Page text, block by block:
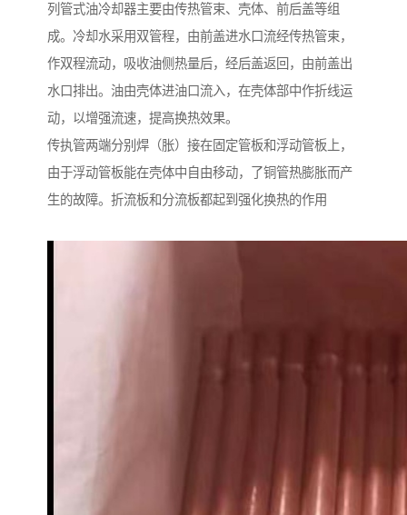
列管式油冷却器主要由传热管束、壳体、前后盖等组
成。冷却水采用双管程，由前盖进水口流经传热管束，
作双程流动，吸收油侧热量后，经后盖返回，由前盖出
水口排出。油由壳体进油口流入，在壳体部中作折线运
动，以增强流速，提高换热效果。
传执管两端分别焊（胀）接在固定管板和浮动管板上，
由于浮动管板能在壳体中自由移动，了铜管热膨胀而产
生的故障。折流板和分流板都起到强化换热的作用